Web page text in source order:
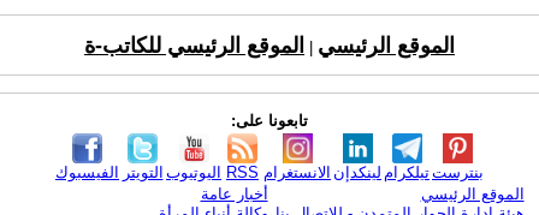
الموقع الرئيسي الموقع الرئيسي للكاتب-ة
تابعونا على:
الفيسبوك التويتر اليوتيوب RSS الانستغرام لينكدإن تيلكرامبنترست
الموقع الرئيسي
أخبار عامة